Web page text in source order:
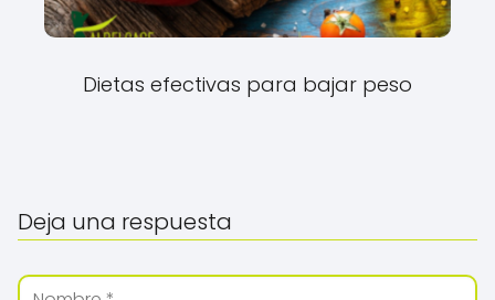
Dietas efectivas para bajar peso
Deja una respuesta